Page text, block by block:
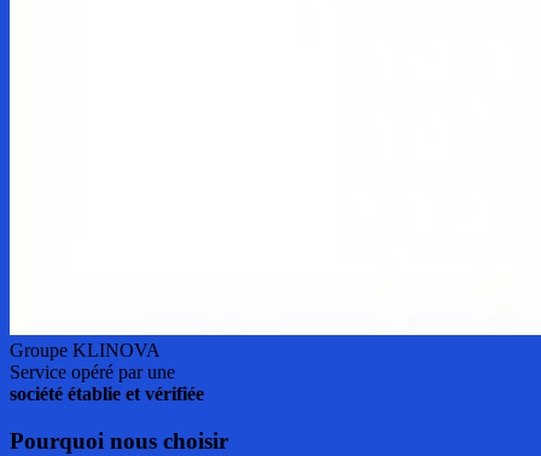
Groupe KLINOVA
Service opéré par une
société établie et vérifiée
Pourquoi nous choisir